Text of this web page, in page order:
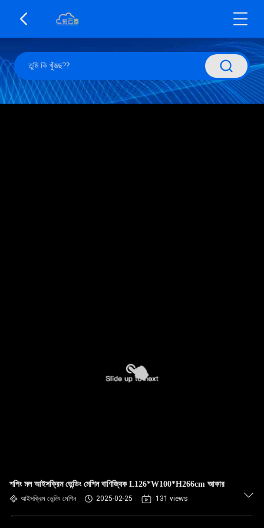
শপিং মল আইসক্রিম ভেন্ডিং মেশিন বাণিজ্যিক L126*W100*H266cm আকার
আইসক্রিম ভেন্ডিং মেশিন 2025-02-25 131 views